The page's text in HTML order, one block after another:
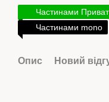
Частинами
Частинами mono
Опис Новий